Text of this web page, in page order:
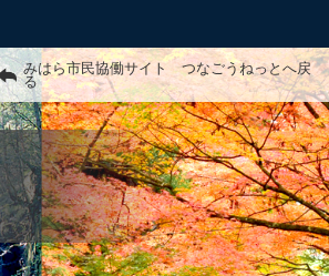
みはら市民協働サイト つなごうねっとへ戻
る